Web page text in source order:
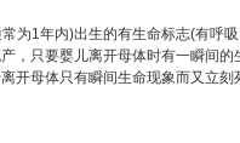
1年内)出生的有生命标志(有呼
，只要婴儿离开母体时有一瞬间
开母体只有瞬间生命现象而又立